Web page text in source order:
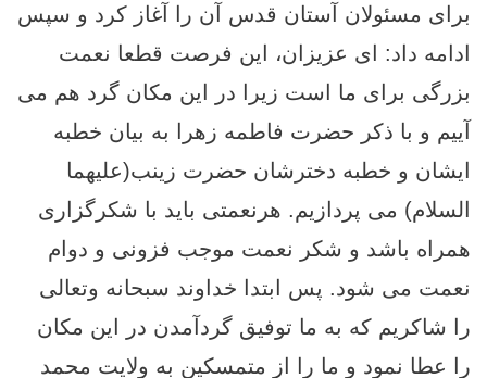
برای مسئولان آستان قدس آن را آغاز کرد و سپس
ادامه داد: ای عزیزان، این فرصت قطعا نعمت
بزرگی برای ما است زیرا در این مکان گرد هم می
آییم و با ذکر حضرت فاطمه زهرا به بيان خطبه
ایشان و خطبه دخترشان حضرت زینب(عليهما
السلام) می پردازیم. هرنعمتی باید با شکرگزاری
همراه باشد و شکر نعمت موجب فزونی و دوام
نعمت می شود. پس ابتدا خداوند سبحانه وتعالى
را شاکریم که به ما توفیق گردآمدن در این مکان
را عطا نمود و ما را از متمسکین به ولایت محمد